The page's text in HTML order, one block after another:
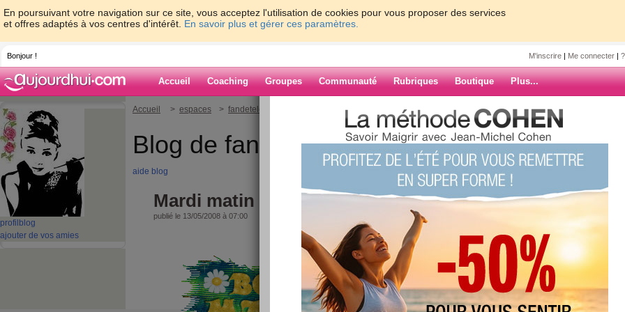
En poursuivant votre navigation sur ce site, vous acceptez l'utilisation de cookies pour vous proposer des services
et offres adaptés à vos centres d'intérêt. En savoir plus et gérer ces paramètres.
Bonjour ! M'inscrire | Me connecter |
Accueil Coaching Groupes Communauté Rubriques Boutique Plus...
profil blog
ajouter de vos amies
Accueil > espaces > fandeteloche
Blog de fandeteloche
aide blog
Mardi matin
publié le 13/05/2008 à 07:00
ARCHIVES